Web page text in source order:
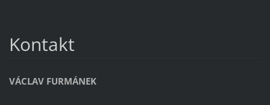
Kontakt
VÁCLAV FURMÁNEK